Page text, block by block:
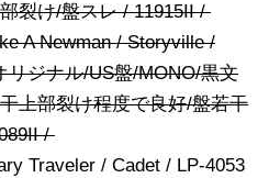
裂け/盤スレ / 11915II /
A Newman / Storyville /
リジナル/US盤/MONO/黒文
上部裂け程度で良好/盤若干
/
Traveler / Cadet / LP-4053